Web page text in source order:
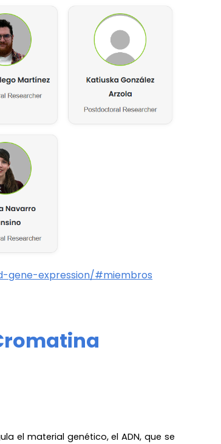
gene-expression/#miembros
el material genético, el ADN, que se